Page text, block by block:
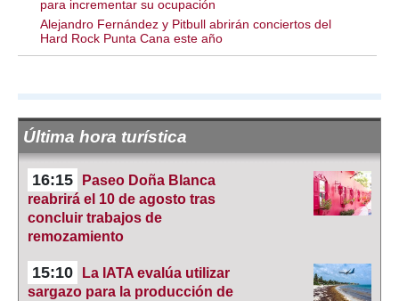
para incrementar su ocupación
Alejandro Fernández y Pitbull abrirán conciertos del
Hard Rock Punta Cana este año
Última hora turística
16:15
Paseo Doña Blanca
reabrirá el 10 de agosto tras
concluir trabajos de
remozamiento
15:10
La IATA evalúa utilizar
sargazo para la producción de